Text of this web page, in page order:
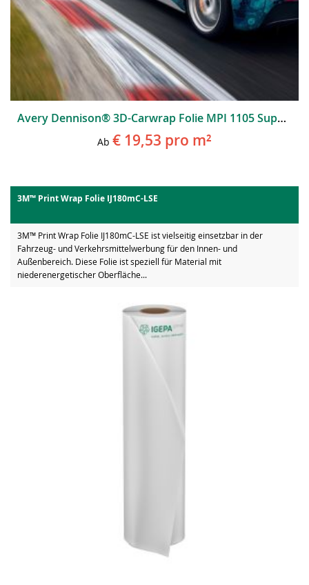
Avery Dennison® 3D-Carwrap Folie MPI 1105 Supercast EA RS
Ab € 19,53 pro m²
3M™ Print Wrap Folie IJ180mC-LSE
3M™ Print Wrap Folie IJ180mC-LSE ist vielseitig einsetzbar in der
Fahrzeug- und Verkehrsmittelwerbung für den Innen- und
Außenbereich. Diese Folie ist speziell für Material mit
niederenergetischer Oberfläche...